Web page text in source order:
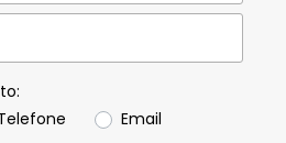
Email